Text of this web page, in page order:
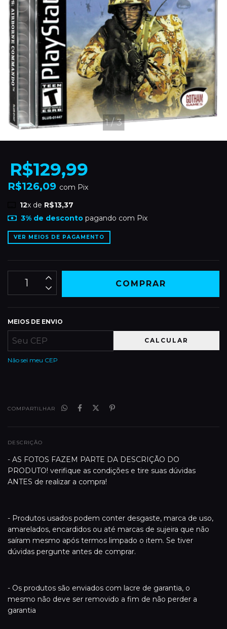
1/3
R$129,99
R$126,09 com Pix
12x de R$13,37
3% de descontopagando com Pix
VER MEIOS DE PAGAMENTO
MEIOS DE ENVIO
CALCULAR
Não sei meu CEP
COMPARTILHAR
DESCRIÇÃO
- AS FOTOS FAZEM PARTE DA DESCRIÇÃO DO
PRODUTO! verifique as condições e tire suas dúvidas
ANTES de realizar a compra!
- Produtos usados podem conter desgaste, marca de uso,
amarelados, encardidos ou até marcas de sujeira que não
saíram mesmo após termos limpado o item. Se tiver
dúvidas pergunte antes de comprar.
- Os produtos são enviados com lacre de garantia, o
mesmo não deve ser removido a fim de não perder a
garantia